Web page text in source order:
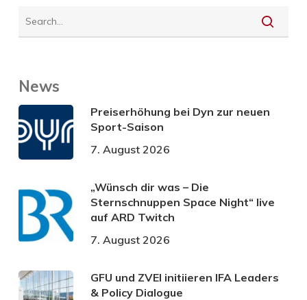
News
Preiserhöhung bei Dyn zur neuen
Sport-Saison
7. August 2026
„Wünsch dir was – Die
Sternschnuppen Space Night“ live
auf ARD Twitch
7. August 2026
GFU und ZVEI initiieren IFA Leaders
& Policy Dialogue